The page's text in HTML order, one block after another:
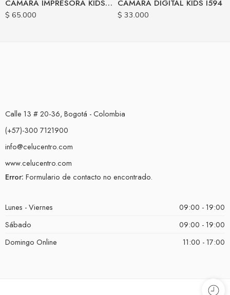
CAMARA IMPRESORA KIDS I522
$ 65.000
CAMARA DIGITAL KIDS I594
$ 33.000
Calle 13 # 20-36, Bogotá - Colombia
(+57)-300 7121900
info@celucentro.com
www.celucentro.com
Error: Formulario de contacto no encontrado.
Lunes - Viernes
09:00 - 19:00
Sábado
09:00 - 19:00
Domingo Online
11:00 - 17:00